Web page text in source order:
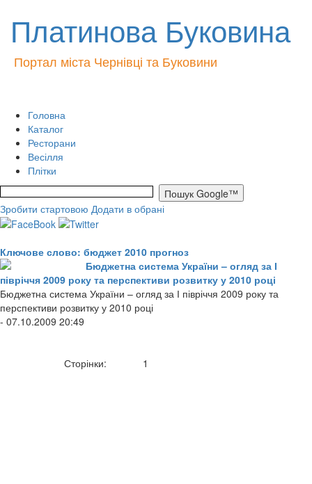
Платинова Буковина
Портал міста Чернівці та Буковини
Головна
Каталог
Ресторани
Весілля
Плітки
Зробити стартовою Додати в обрані
Ключове слово: бюджет 2010 прогноз
Бюджетна система України – огляд за І
півріччя 2009 року та перспективи розвитку у 2010 році
Бюджетна система України – огляд за І півріччя 2009 року та
перспективи розвитку у 2010 році
- 07.10.2009 20:49
Сторінки: 1